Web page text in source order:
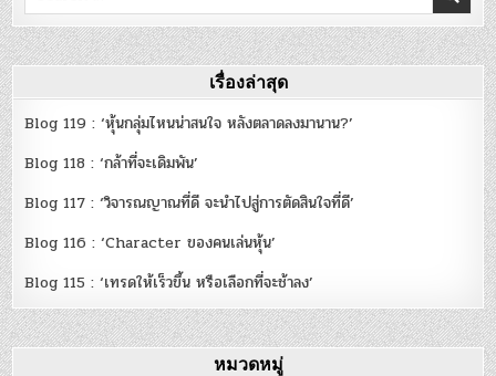
for:
เรื่องล่าสุด
Blog 119 : ‘หุ้นกลุ่มไหนน่าสนใจ หลังตลาดลงมานาน?’
Blog 118 : ‘กล้าที่จะเดิมพัน’
Blog 117 : ‘วิจารณญาณที่ดี จะนำไปสู่การตัดสินใจที่ดี’
Blog 116 : ‘Character ของคนเล่นหุ้น’
Blog 115 : ‘เทรดให้เร็วขึ้น หรือเลือกที่จะช้าลง’
หมวดหมู่